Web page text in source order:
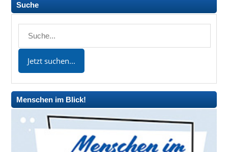
Suche
Menschen im Blick!